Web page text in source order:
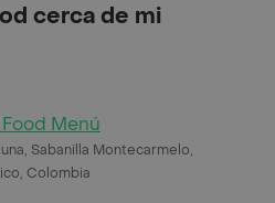
cerca de mi
Menú
Sabanilla Montecarmelo,
Colombia